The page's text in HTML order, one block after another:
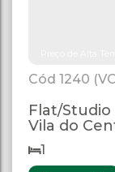
1240
Flat/
Vila do
1